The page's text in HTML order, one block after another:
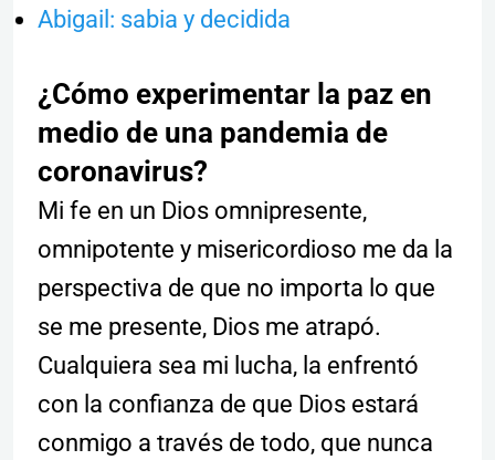
Abigail: sabia y decidida
¿Cómo experimentar la paz en
medio de una pandemia de
coronavirus?
Mi fe en un Dios omnipresente,
omnipotente y misericordioso me da la
perspectiva de que no importa lo que
se me presente, Dios me atrapó.
Cualquiera sea mi lucha, la enfrentó
con la confianza de que Dios estará
conmigo a través de todo, que nunca